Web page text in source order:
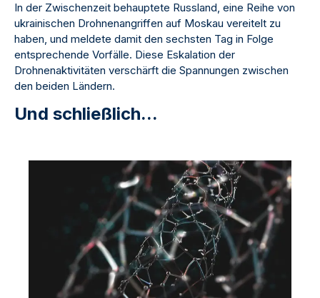
In der Zwischenzeit behauptete Russland, eine Reihe von
ukrainischen Drohnenangriffen auf Moskau vereitelt zu
haben, und meldete damit den sechsten Tag in Folge
entsprechende Vorfälle. Diese Eskalation der
Drohnenaktivitäten verschärft die Spannungen zwischen
den beiden Ländern.
Und schließlich...